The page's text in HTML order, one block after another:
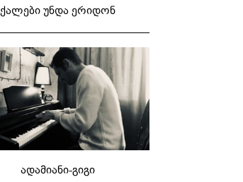
ქალები უნდა ერიდონ
ადამიანი-გიგი